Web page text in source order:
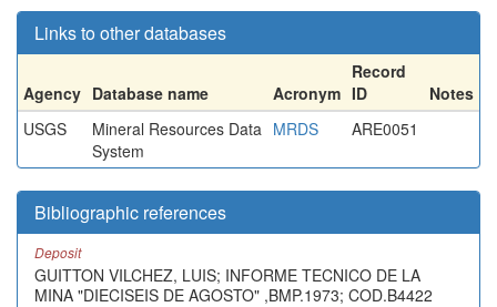
Links to other databases
Agency Database name Acronym
Record
ID
Notes
USGS
Mineral Resources Data
System
MRDS ARE0051
Bibliographic references
Deposit
GUITTON VILCHEZ, LUIS; INFORME TECNICO DE LA
MINA "DIECISEIS DE AGOSTO" ,BMP.1973; COD.B4422